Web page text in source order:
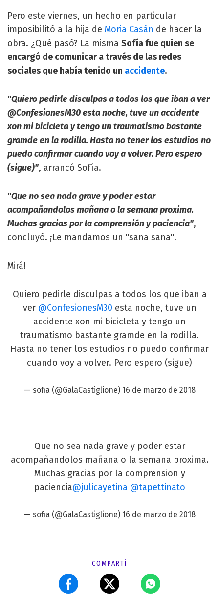
Pero este viernes, un hecho en particular
imposibilitó a la hija de Moria Casán de hacer la
obra. ¿Qué pasó? La misma Sofía fue quien se
encargó de comunicar a través de las redes
sociales que había tenido un accidente.
"Quiero pedirle disculpas a todos los que iban a ver
@ConfesionesM30 esta noche, tuve un accidente
xon mi bicicleta y tengo un traumatismo bastante
gramde en la rodilla. Hasta no tener los estudios no
puedo confirmar cuando voy a volver. Pero espero
(sigue)", arrancó Sofía.
"Que no sea nada grave y poder estar
acompañandolos mañana o la semana proxima.
Muchas gracias por la comprensión y paciencia",
concluyó. ¡Le mandamos un "sana sana"!
Mirá!
Quiero pedirle disculpas a todos los que iban a
ver @ConfesionesM30 esta noche, tuve un
accidente xon mi bicicleta y tengo un
traumatismo bastante gramde en la rodilla.
Hasta no tener los estudios no puedo confirmar
cuando voy a volver. Pero espero (sigue)
— sofia (@GalaCastiglione) 16 de marzo de 2018
Que no sea nada grave y poder estar
acompañandolos mañana o la semana proxima.
Muchas gracias por la comprension y
paciencia@julicayetina @tapettinato
— sofia (@GalaCastiglione) 16 de marzo de 2018
COMPARTÍ